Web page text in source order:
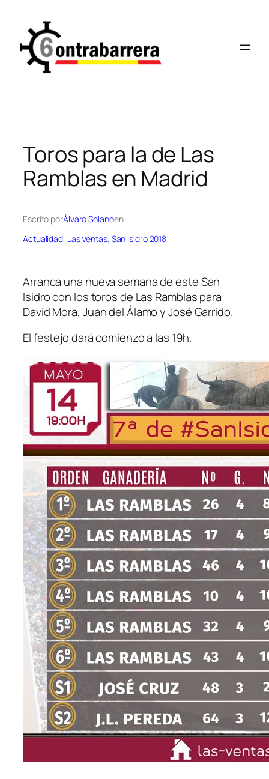
contenido
Toros para la de Las
Ramblas en Madrid
Escrito porÁlvaro Solanoen
Actualidad, Las Ventas, San Isidro 2018
Arranca una nueva semana de este San
Isidro con los toros de Las Ramblas para
David Mora, Juan del Álamo y José Garrido.
El festejo dará comienzo a las 19h.